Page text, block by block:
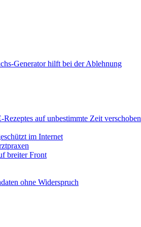
Generator hilft bei der Ablehnung
auf unbestimmte Zeit verschoben
im Internet
breiter Front
ohne Widerspruch